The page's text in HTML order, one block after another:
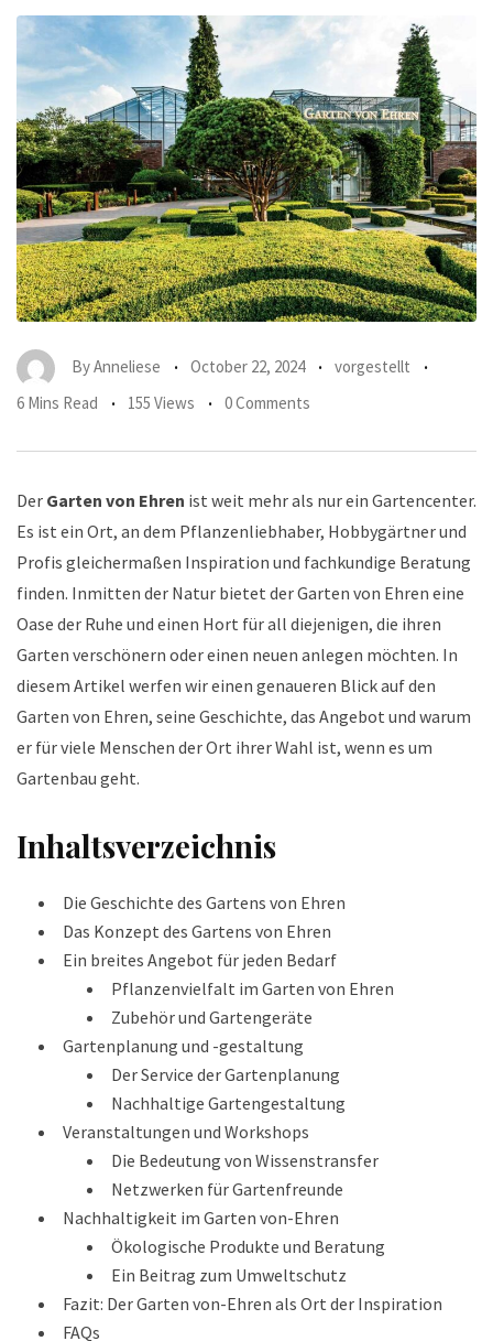
ByAnneliese October 22, 2024
vorgestellt
6 Mins Read
155 Views 0 Comments
Der Garten von Ehren ist weit mehr als nur ein Gartencenter.
Es ist ein Ort, an dem Pflanzenliebhaber, Hobbygärtner und
Profis gleichermaßen Inspiration und fachkundige Beratung
finden. Inmitten der Natur bietet der Garten von Ehren eine
Oase der Ruhe und einen Hort für all diejenigen, die ihren
Garten verschönern oder einen neuen anlegen möchten. In
diesem Artikel werfen wir einen genaueren Blick auf den
Garten von Ehren, seine Geschichte, das Angebot und warum
er für viele Menschen der Ort ihrer Wahl ist, wenn es um
Gartenbau geht.
Inhaltsverzeichnis
Die Geschichte des Gartens von Ehren
Das Konzept des Gartens von Ehren
Ein breites Angebot für jeden Bedarf
Pflanzenvielfalt im Garten von Ehren
Zubehör und Gartengeräte
Gartenplanung und -gestaltung
Der Service der Gartenplanung
Nachhaltige Gartengestaltung
Veranstaltungen und Workshops
Die Bedeutung von Wissenstransfer
Netzwerken für Gartenfreunde
Nachhaltigkeit im Garten von-Ehren
Ökologische Produkte und Beratung
Ein Beitrag zum Umweltschutz
Fazit: Der Garten von-Ehren als Ort der Inspiration
FAQs